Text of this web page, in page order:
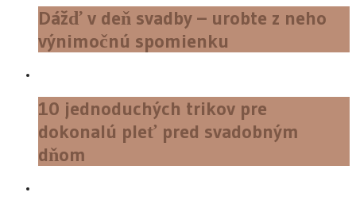
Dážď v deň svadby – urobte z neho
výnimočnú spomienku
10 jednoduchých trikov pre
dokonalú pleť pred svadobným
dňom